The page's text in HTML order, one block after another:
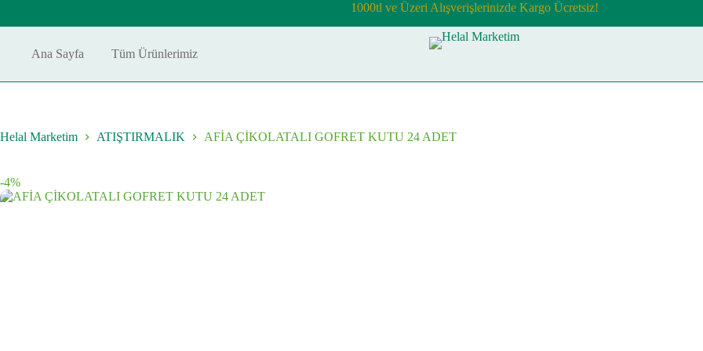
1000tl ve Üzeri Alışverişlerinizde Kargo Ücretsiz!
Ana Sayfa Tüm Ürünlerimiz
Helal Marketim ATIŞTIRMALIK AFİA ÇİKOLATALI GOFRET KUTU 24 ADET
-4%